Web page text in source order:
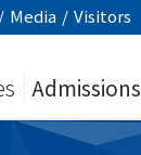
/ Media / Visitors
Admissions